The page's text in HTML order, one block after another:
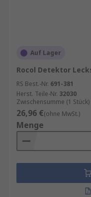
Auf Lager
Rocol Detektor
RS Best.-Nr. 691-381
Herst. Teile-Nr. 32030
Zwischensumme (1 Stück)
26,96 €(ohne MwSt.)
Menge